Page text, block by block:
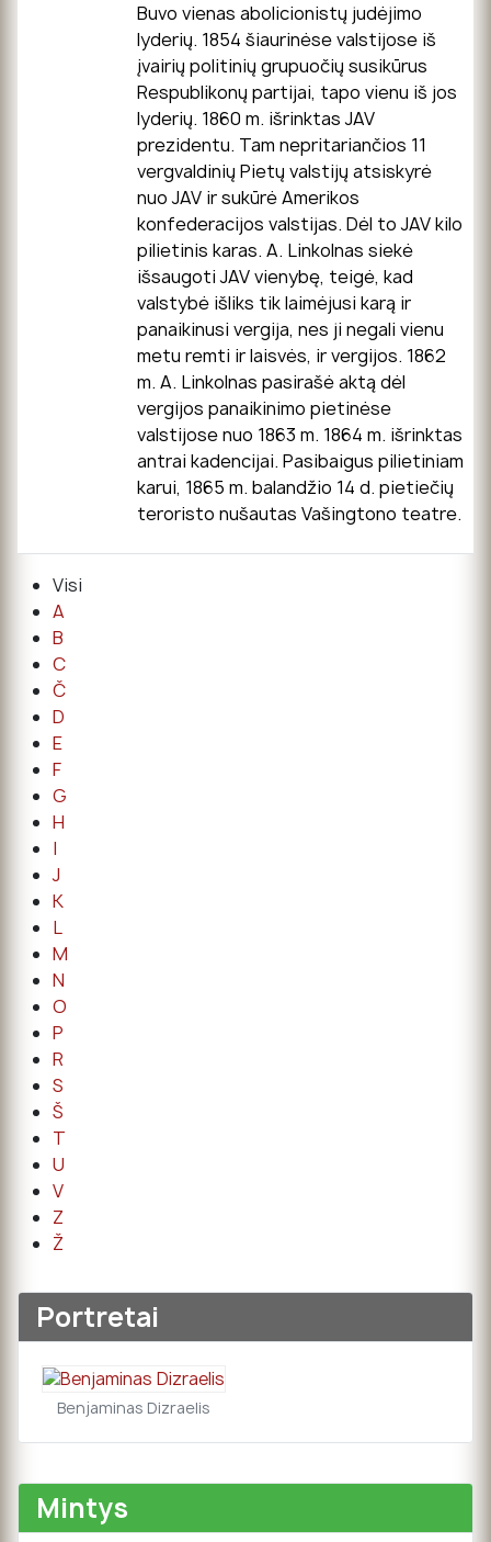
Buvo vienas abolicionistų judėjimo
lyderių. 1854 šiaurinėse valstijose iš
įvairių politinių grupuočių susikūrus
Respublikonų partijai, tapo vienu iš jos
lyderių. 1860 m. išrinktas JAV
prezidentu. Tam nepritariančios 11
vergvaldinių Pietų valstijų atsiskyrė
nuo JAV ir sukūrė Amerikos
konfederacijos valstijas. Dėl to JAV kilo
pilietinis karas. A. Linkolnas siekė
išsaugoti JAV vienybę, teigė, kad
valstybė išliks tik laimėjusi karą ir
panaikinusi vergija, nes ji negali vienu
metu remti ir laisvės, ir vergijos. 1862
m. A. Linkolnas pasirašė aktą dėl
vergijos panaikinimo pietinėse
valstijose nuo 1863 m. 1864 m. išrinktas
antrai kadencijai. Pasibaigus pilietiniam
karui, 1865 m. balandžio 14 d. pietiečių
teroristo nušautas Vašingtono teatre.
Visi
A
B
C
Č
D
E
F
G
H
I
J
K
L
M
N
O
P
R
S
Š
T
U
V
Z
Ž
Portretai
Benjaminas Dizraelis
Mintys